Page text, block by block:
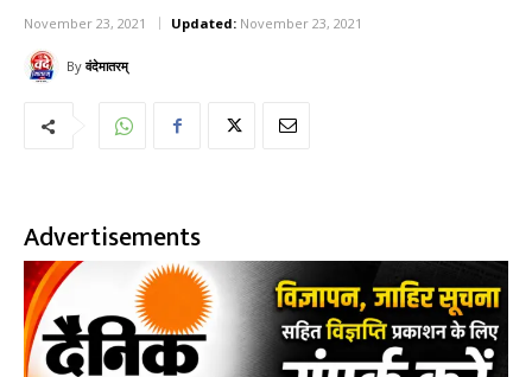
November 23, 2021 Updated: November 23, 2021
By वंदेमातरम्
Advertisements